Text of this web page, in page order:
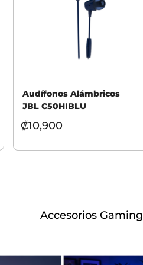
Audífonos Alámbricos
JBL C50HIBLU
₡10,900
Accesorios Gaming